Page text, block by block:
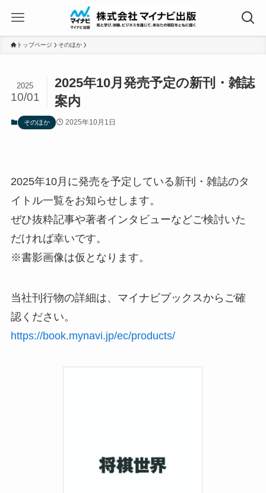
トップページ そのほか
2025年10月発売予定の新刊・雑誌
案内
2025
10/01
そのほか 2025年10月1日
2025年10月に発売を予定している新刊・雑誌のタ
イトル一覧をお知らせします。
ぜひ抜粋記事や著者インタビューなどご検討いた
だければ幸いです。
※書影画像は仮となります。
当社刊行物の詳細は、マイナビブックスからご確
認ください。
https://book.mynavi.jp/ec/products/